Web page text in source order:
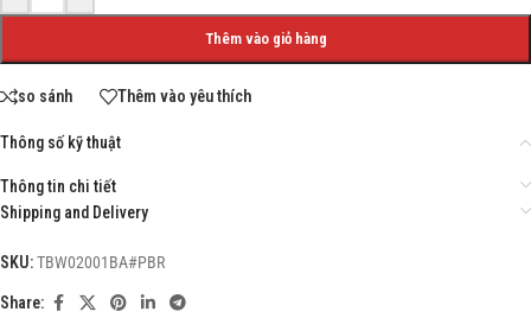
Thêm vào giỏ hàng
so sánh Thêm vào yêu thích
Thông số kỹ thuật
Thông tin chi tiết
Shipping and Delivery
SKU:TBW02001BA#PBR
Share: